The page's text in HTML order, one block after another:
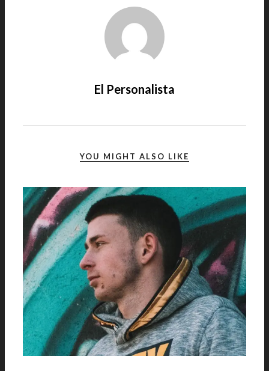
El Personalista
YOU MIGHT ALSO LIKE